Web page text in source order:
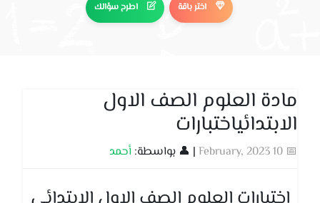
اطرح سؤالك اختر باقة
مادة العلوم الصف الاول
الابتدائياختبارات
📅 10 February, 2023 | 👤 بواسطة: أحمد